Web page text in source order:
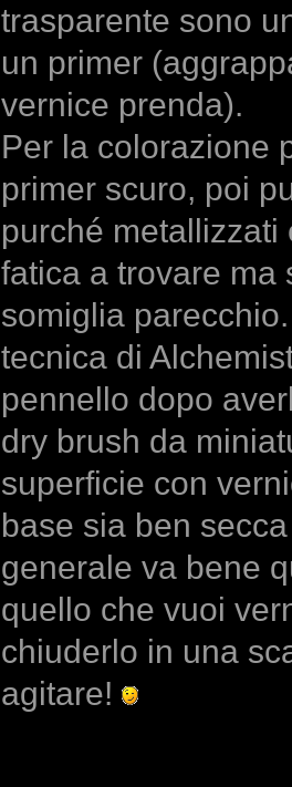
trasparente sono
un primer
vernice prenda).
Per la colorazione
primer scuro, poi
purché
fatica a trovare ma
somiglia
tecnica di
pennello dopo
dry brush da
superficie con
base sia ben
generale va bene
quello che vuoi
chiuderlo in una
agitare!